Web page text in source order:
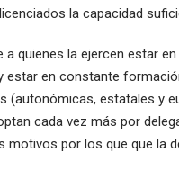
la capacidad
a quienes la ejercen estar
estar en constante
(autonómicas, estatales y
cada vez más por
motivos por los que que la